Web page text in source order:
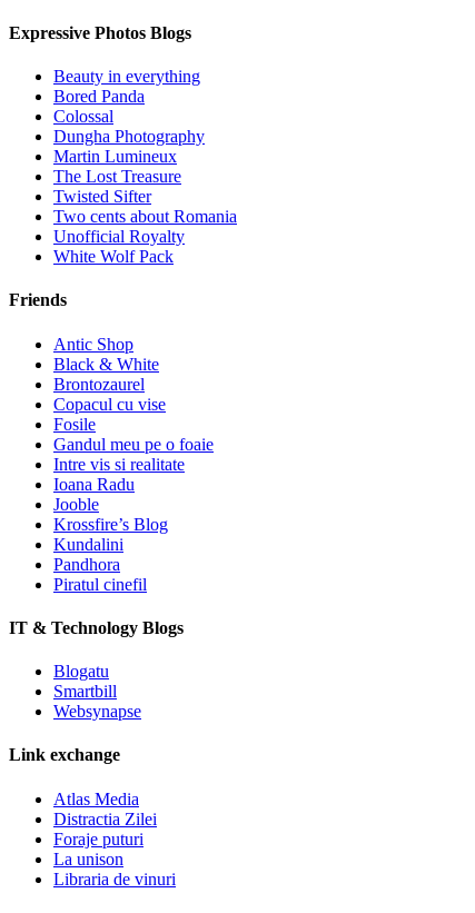
Expressive Photos Blogs
Beauty in everything
Bored Panda
Colossal
Dungha Photography
Martin Lumineux
The Lost Treasure
Twisted Sifter
Two cents about Romania
Unofficial Royalty
White Wolf Pack
Friends
Antic Shop
Black & White
Brontozaurel
Copacul cu vise
Fosile
Gandul meu pe o foaie
Intre vis si realitate
Ioana Radu
Jooble
Krossfire’s Blog
Kundalini
Pandhora
Piratul cinefil
IT & Technology Blogs
Blogatu
Smartbill
Websynapse
Link exchange
Atlas Media
Distractia Zilei
Foraje puturi
La unison
Libraria de vinuri